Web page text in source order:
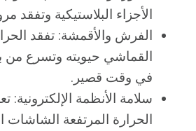
الأجزاء البلاستيكية وتفقد
الفرش والأقمشة: تفقد
القماشي حيويته وتسرع من
في وقت قصير.
سلامة الأنظمة
الحرارة المرتفعة الشاشات